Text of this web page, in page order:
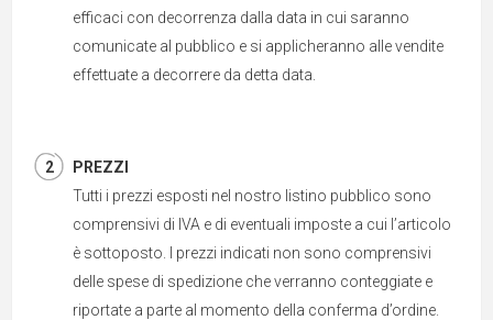
efficaci con decorrenza dalla data in cui saranno
comunicate al pubblico e si applicheranno alle vendite
effettuate a decorrere da detta data.
PREZZI
Tutti i prezzi esposti nel nostro listino pubblico sono
comprensivi di IVA e di eventuali imposte a cui l’articolo
è sottoposto. I prezzi indicati non sono comprensivi
delle spese di spedizione che verranno conteggiate e
riportate a parte al momento della conferma d’ordine.